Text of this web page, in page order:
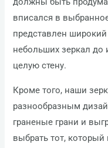
вписался в
представлен
небольших зеркал до
целую стену.
Кроме того, наши
разнообразным
граненые грани и
выбрать тот,